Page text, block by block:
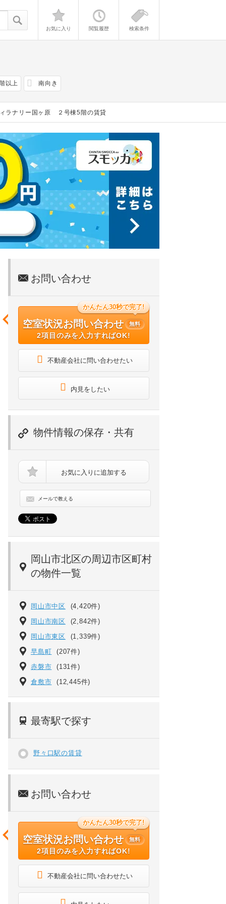
お気に入り 閲覧履歴 検索条件
以上 南向き
ラナリー国ヶ原 ２号棟5階の賃貸
お問い合わせ
かんたん30秒で完了!
空室状況お問い合わせ 無料
2項目のみを入力すればOK!
不動産会社に問い合わせたい
内見をしたい
物件情報の保存・共有
お気に入りに追加する
メールで教える
岡山市北区の周辺市区町村
の物件一覧
岡山市中区 (4,420件)
岡山市南区 (2,842件)
岡山市東区 (1,339件)
早島町 (207件)
赤磐市 (131件)
倉敷市 (12,445件)
最寄駅で探す
野々口駅の賃貸
お問い合わせ
かんたん30秒で完了!
空室状況お問い合わせ 無料
2項目のみを入力すればOK!
不動産会社に問い合わせたい